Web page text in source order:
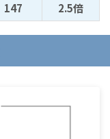
147 2.5倍